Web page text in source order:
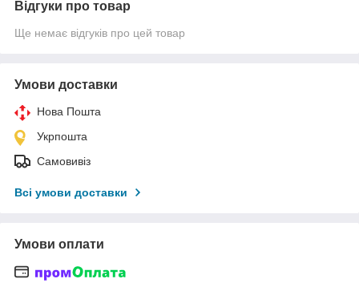
Відгуки про товар
Ще немає відгуків про цей товар
Умови доставки
Нова Пошта
Укрпошта
Самовивіз
Всі умови доставки
Умови оплати